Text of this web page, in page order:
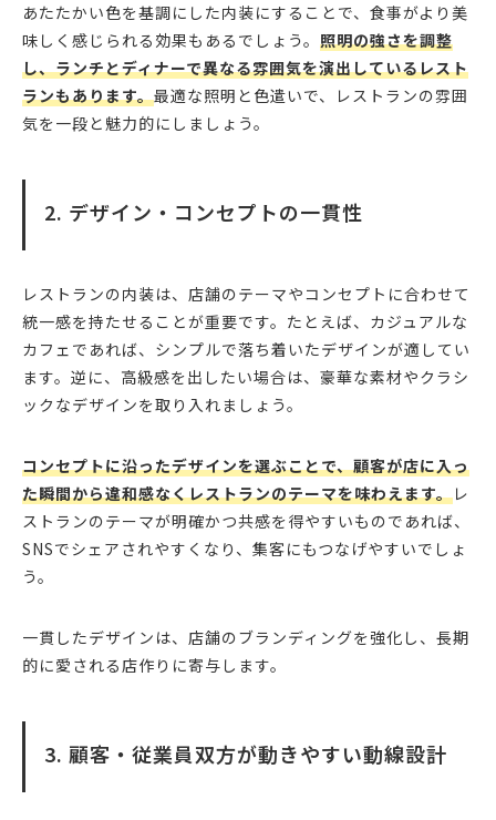
あたたかい色を基調にした内装にすることで、食事がより美
味しく感じられる効果もあるでしょう。 照明の強さを調整
し、ランチとディナーで異なる雰囲気を演出しているレスト
ランもあります。最適な照明と色遣いで、レストランの雰囲
気を一段と魅力的にしましょう。
2. デザイン・コンセプトの一貫性
レストランの内装は、店舗のテーマやコンセプトに合わせて
統一感を持たせることが重要です。たとえば、カジュアルな
カフェであれば、シンプルで落ち着いたデザインが適してい
ます。逆に、高級感を出したい場合は、豪華な素材やクラシ
ックなデザインを取り入れましょう。
コンセプトに沿ったデザインを選ぶことで、顧客が店に入っ
た瞬間から違和感なくレストランのテーマを味わえます。レ
ストランのテーマが明確かつ共感を得やすいものであれば、
SNSでシェアされやすくなり、集客にもつなげやすいでしょ
う。
一貫したデザインは、店舗のブランディングを強化し、長期
的に愛される店作りに寄与します。
3. 顧客・従業員双方が動きやすい動線設計